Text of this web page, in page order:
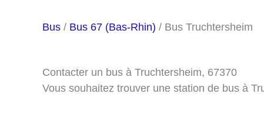
Bus / Bus 67 (Bas-Rhin) / Bus Truchtersheim
Contacter un bus à Truchtersheim, 67370
Vous souhaitez trouver une station de bus à